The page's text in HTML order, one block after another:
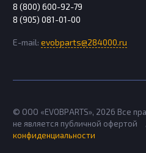
8 (800) 600-92-79
8 (905) 081-01-00
E-mail: evobparts@284000.ru
© ООО «EVOBPARTS», 2026 Все
не является публичной офертой
конфиденциальности